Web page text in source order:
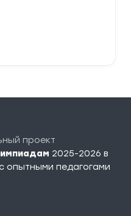
проект
2025-2026 в
опытными педагогами